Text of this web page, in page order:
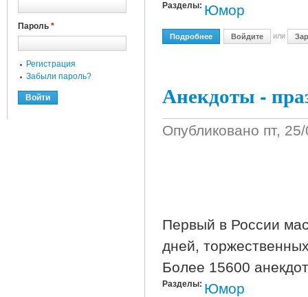
Разделы: Юмор
Подробнее О Розыгрыши Из Эфира
Войдите или
Анекдоты -
Опубликовано пт,
Первый в России
дней,
Более 15600
Разделы: Юмор
Пароль *
Регистрация
Забыли пароль?